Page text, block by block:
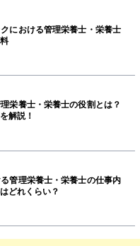
における管理栄養士・栄養士
栄養士・栄養士の役割とは？
解説！
管理栄養士・栄養士の仕事内
どれくらい？